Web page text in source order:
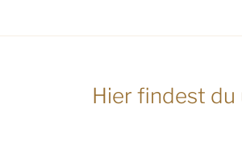
Hier findest du